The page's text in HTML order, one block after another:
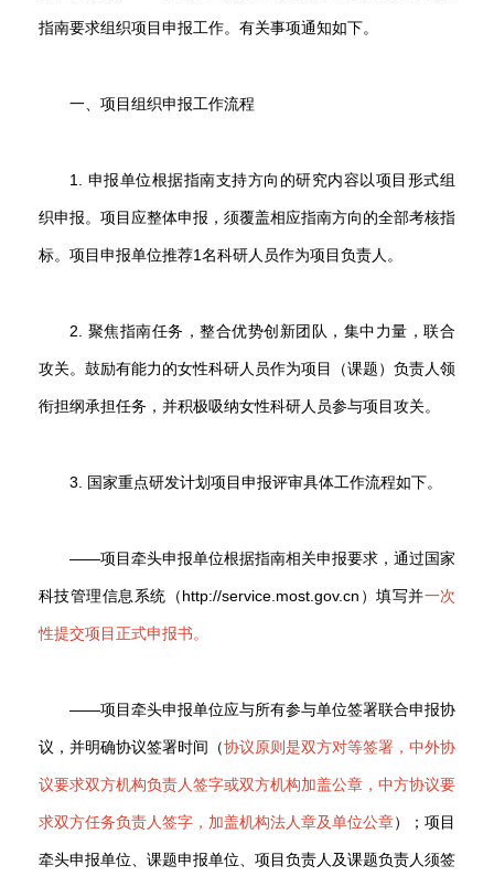
指南要求组织项目申报工作。有关事项通知如下。
一、项目组织申报工作流程
1. 申报单位根据指南支持方向的研究内容以项目形式组
织申报。项目应整体申报，须覆盖相应指南方向的全部考核指
标。项目申报单位推荐1名科研人员作为项目负责人。
2. 聚焦指南任务，整合优势创新团队，集中力量，联合
攻关。鼓励有能力的女性科研人员作为项目（课题）负责人领
衔担纲承担任务，并积极吸纳女性科研人员参与项目攻关。
3. 国家重点研发计划项目申报评审具体工作流程如下。
——项目牵头申报单位根据指南相关申报要求，通过国家
科技管理信息系统（http://service.most.gov.cn）填写并一次
性提交项目正式申报书。
——项目牵头申报单位应与所有参与单位签署联合申报协
议，并明确协议签署时间（协议原则是双方对等签署，中外协
议要求双方机构负责人签字或双方机构加盖公章，中方协议要
求双方任务负责人签字，加盖机构法人章及单位公章）；项目
牵头申报单位、课题申报单位、项目负责人及课题负责人须签